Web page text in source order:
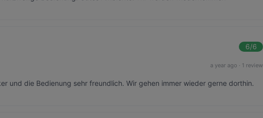
6/6
a year ago · 1 review
und die Bedienung sehr freundlich. Wir gehen immer wieder gerne dorthin.